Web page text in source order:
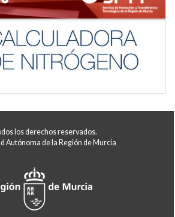
los derechos reservados.
Autónoma de la Región de Murcia